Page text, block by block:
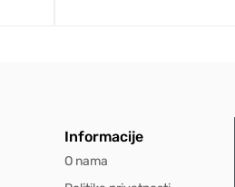
Informacije
O nama